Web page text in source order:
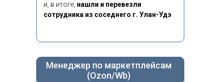
и, в итоге, нашли и перевезли
сотрудника из соседнего г. Улан-Удэ
Менеджер по маркетплейсам
(Ozon/Wb)